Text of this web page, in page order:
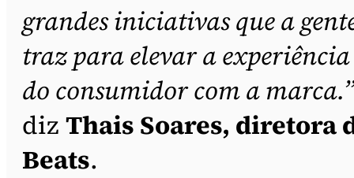
grandes iniciativas que a
traz para elevar a experiência
do consumidor com a
diz Thais Soares, diretora
Beats.